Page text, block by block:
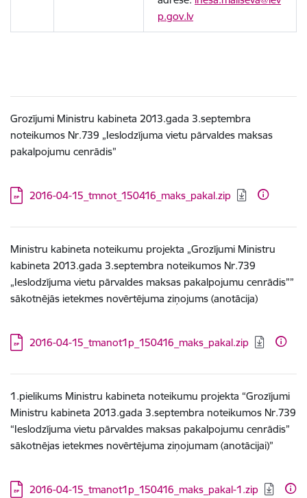
p.gov.lv
Grozījumi Ministru kabineta 2013.gada 3.septembra
noteikumos Nr.739 „Ieslodzījuma vietu pārvaldes maksas
pakalpojumu cenrādis”
Lejupielādēt:
2016-04-15_tmnot_150416_maks_pakal.zip
Ministru kabineta noteikumu projekta „Grozījumi Ministru
kabineta 2013.gada 3.septembra noteikumos Nr.739
„Ieslodzījuma vietu pārvaldes maksas pakalpojumu cenrādis””
sākotnējās ietekmes novērtējuma ziņojums (anotācija)
Lejupielādēt:
2016-04-15_tmanot1p_150416_maks_pakal.zip
1.pielikums Ministru kabineta noteikumu projekta “Grozījumi
Ministru kabineta 2013.gada 3.septembra noteikumos Nr.739
“Ieslodzījuma vietu pārvaldes maksas pakalpojumu cenrādis”
sākotnējas ietekmes novērtējuma ziņojumam (anotācijai)”
Lejupielādēt:
2016-04-15_tmanot1p_150416_maks_pakal-1.zip